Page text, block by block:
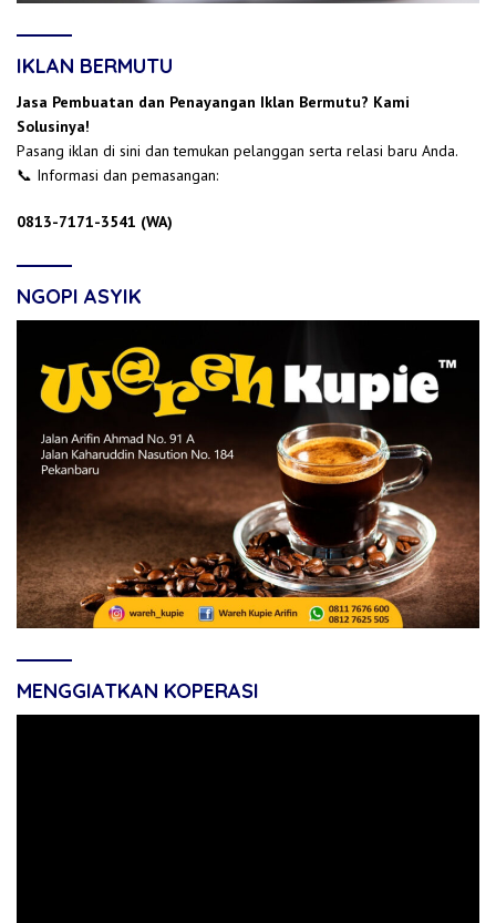
IKLAN BERMUTU
Jasa Pembuatan dan Penayangan Iklan Bermutu? Kami
Solusinya!
Pasang iklan di sini dan temukan pelanggan serta relasi baru Anda.
📞 Informasi dan pemasangan:
0813-7171-3541 (WA)
NGOPI ASYIK
MENGGIATKAN KOPERASI